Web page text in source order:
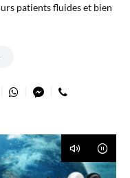
patients fluides et bien